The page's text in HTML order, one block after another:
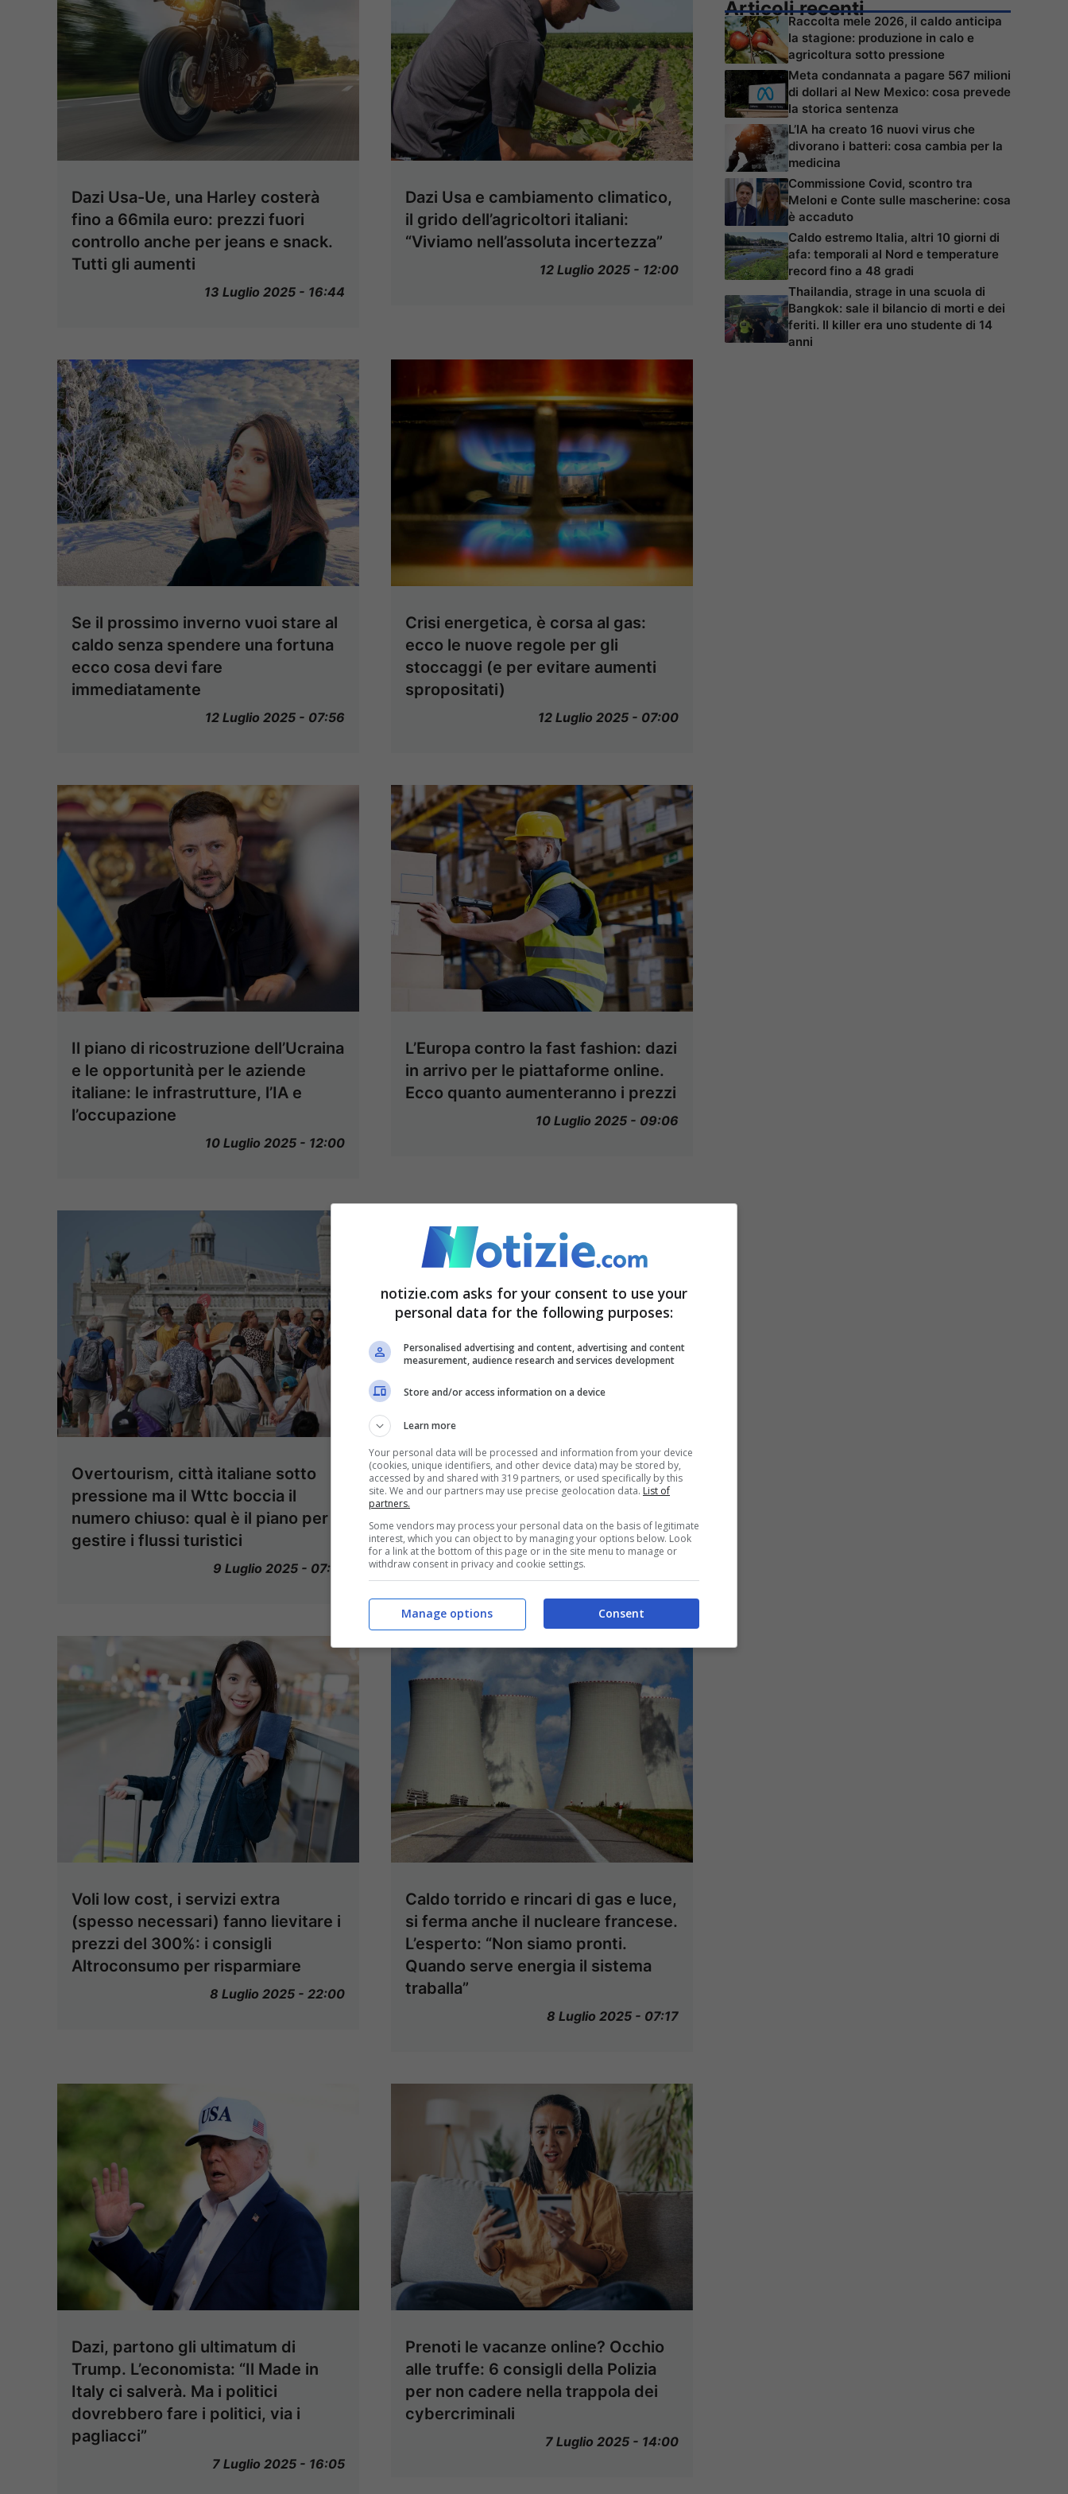
Dazi Usa-Ue, una Harley costerà
fino a 66mila euro: prezzi fuori
controllo anche per jeans e snack.
Tutti gli aumenti
13 Luglio 2025 - 16:44
Dazi Usa e cambiamento climatico,
il grido dell’agricoltori italiani:
“Viviamo nell’assoluta incertezza”
12 Luglio 2025 - 12:00
Se il prossimo inverno vuoi stare al
caldo senza spendere una fortuna
ecco cosa devi fare
immediatamente
12 Luglio 2025 - 07:56
Crisi energetica, è corsa al gas:
ecco le nuove regole per gli
stoccaggi (e per evitare aumenti
spropositati)
12 Luglio 2025 - 07:00
Il piano di ricostruzione dell’Ucraina
e le opportunità per le aziende
italiane: le infrastrutture, l’IA e
l’occupazione
10 Luglio 2025 - 12:00
L’Europa contro la fast fashion: dazi
in arrivo per le piattaforme online.
Ecco quanto aumenteranno i prezzi
10 Luglio 2025 - 09:06
Overtourism, città italiane sotto
pressione ma il Wttc boccia il
numero chiuso: qual è il piano per
gestire i flussi turistici
9 Luglio 2025 - 07:15
Ikea lancia le sue migliori offerte, a
luglio prezzi stracciati mai visti per
rinnovo dei magazzini e i clienti
esultano
9 Luglio 2025 - 06:00
Voli low cost, i servizi extra
(spesso necessari) fanno lievitare i
prezzi del 300%: i consigli
Altroconsumo per risparmiare
8 Luglio 2025 - 22:00
Caldo torrido e rincari di gas e luce,
si ferma anche il nucleare francese.
L’esperto: “Non siamo pronti.
Quando serve energia il sistema
traballa”
8 Luglio 2025 - 07:17
Dazi, partono gli ultimatum di
Trump. L’economista: “Il Made in
Italy ci salverà. Ma i politici
dovrebbero fare i politici, via i
pagliacci”
7 Luglio 2025 - 16:05
Prenoti le vacanze online? Occhio
alle truffe: 6 consigli della Polizia
per non cadere nella trappola dei
cybercriminali
7 Luglio 2025 - 14:00
Articoli recenti
Raccolta mele 2026, il caldo anticipa
la stagione: produzione in calo e
agricoltura sotto pressione
Meta condannata a pagare 567 milioni
di dollari al New Mexico: cosa prevede
la storica sentenza
L’IA ha creato 16 nuovi virus che
divorano i batteri: cosa cambia per la
medicina
Commissione Covid, scontro tra
Meloni e Conte sulle mascherine: cosa
è accaduto
Caldo estremo Italia, altri 10 giorni di
afa: temporali al Nord e temperature
record fino a 48 gradi
Thailandia, strage in una scuola di
Bangkok: sale il bilancio di morti e dei
feriti. Il killer era uno studente di 14
anni
notizie.com asks for your consent to use your
personal data for the following purposes:
Personalised advertising and content, advertising and content
measurement, audience research and services development
Store and/or access information on a device
Learn more
Your personal data will be processed and information from your device
(cookies, unique identifiers, and other device data) may be stored by,
accessed by and shared with 319 partners, or used specifically by this
site. We and our partners may use precise geolocation data. List of
partners.
Some vendors may process your personal data on the basis of legitimate
interest, which you can object to by managing your options below. Look
for a link at the bottom of this page or in the site menu to manage or
withdraw consent in privacy and cookie settings.
Consent
Manage options